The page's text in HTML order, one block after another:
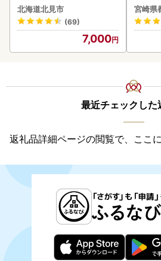
らい産 玉ねぎ Lサイズ 10k
g ( タマネギ たまねぎ 野菜
)【210-0003-2026】
北海道北見市
(69)
7,000
-006-
シ!! 牛
宮崎県
最近チェックした
返礼品詳細ページの閲覧で、ここ